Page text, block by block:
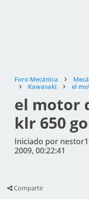
Foro Mecánica
Kawasaki
el
el motor
klr 650
Iniciado por
2009, 00:22:41
Compartir